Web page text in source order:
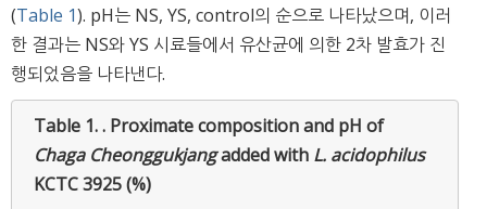
(Table 1). pH는 NS, YS, control의 순으로 나타났으며, 이러
한 결과는 NS와 YS 시료들에서 유산균에 의한 2차 발효가 진
행되었음을 나타낸다.
Table 1. . Proximate composition and pH of
Chaga Cheonggukjangadded with L. acidophilus
KCTC 3925 (%)